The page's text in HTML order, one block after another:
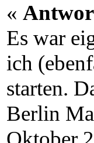
«
Es war
ich
starten.
Berlin